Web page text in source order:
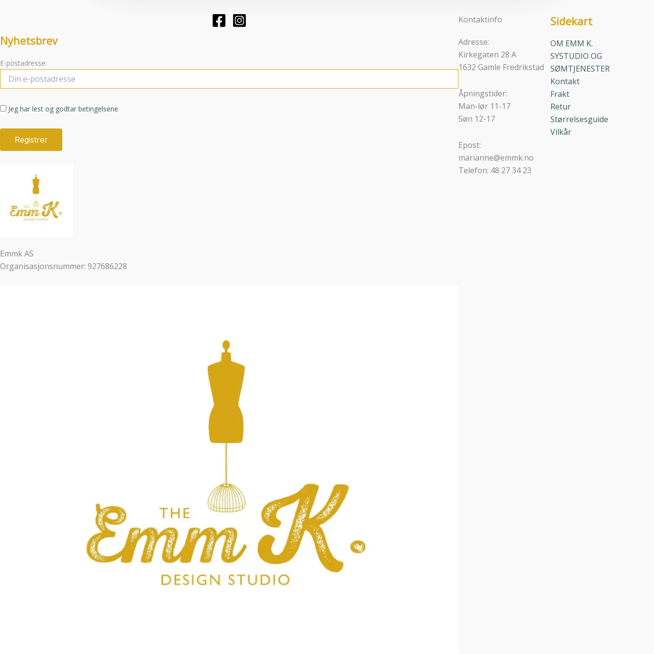
Nyhetsbrev
E-postadresse:
Jeg har lest og godtar betingelsene
Emmk AS
Organisasjonsnummer: 927686228
Kontaktinfo
Adresse:
Kirkegaten 28 A
1632 Gamle Fredrikstad
Åpningstider:
Man-lør 11-17
Søn 12-17
Epost:
marianne@emmk.no
Telefon: 48 27 34 23
Sidekart
OM EMM K.
SYSTUDIO OG
SØMTJENESTER
Kontakt
Frakt
Retur
Størrelsesguide
Vilkår